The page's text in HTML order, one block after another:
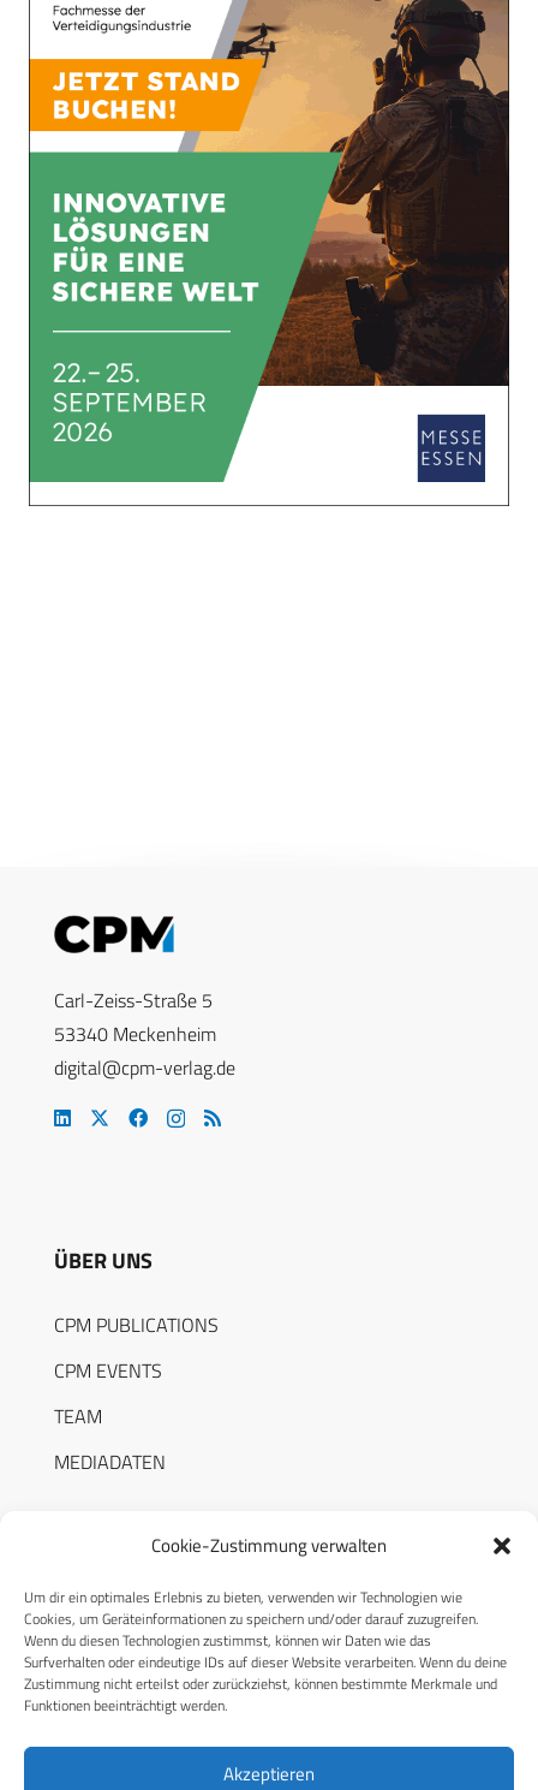
Cookie-Zustimmung verwalten
Um dir ein optimales Erlebnis zu bieten, verwenden wir Technologien wie
Cookies, um Geräteinformationen zu speichern und/oder darauf zuzugreifen.
Wenn du diesen Technologien zustimmst, können wir Daten wie das
Surfverhalten oder eindeutige IDs auf dieser Website verarbeiten. Wenn du deine
Zustimmung nicht erteilst oder zurückziehst, können bestimmte Merkmale und
Funktionen beeinträchtigt werden.
Akzeptieren
Carl-Zeiss-Straße 5
53340 Meckenheim
digital@cpm-verlag.de
ÜBER UNS
CPM PUBLICATIONS
CPM EVENTS
TEAM
MEDIADATEN
RECHTLICHES
Datenschutzerklärung
Cookie-Richtlinie (EU)